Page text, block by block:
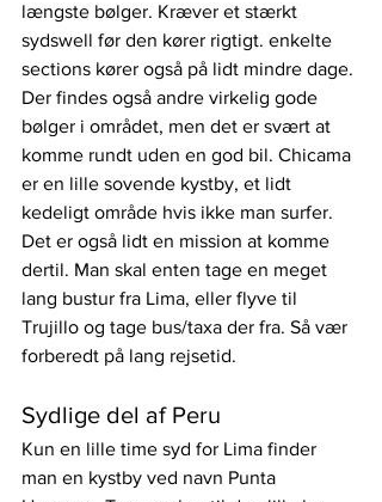
længste bølger. Kræver et stærkt
sydswell før den kører rigtigt. enkelte
sections kører også på lidt mindre dage.
Der findes også andre virkelig gode
bølger i området, men det er svært at
komme rundt uden en god bil. Chicama
er en lille sovende kystby, et lidt
kedeligt område hvis ikke man surfer.
Det er også lidt en mission at komme
dertil. Man skal enten tage en meget
lang bustur fra Lima, eller flyve til
Trujillo og tage bus/taxa der fra. Så vær
forberedt på lang rejsetid.
Sydlige del af Peru
Kun en lille time syd for Lima finder
man en kystby ved navn Punta